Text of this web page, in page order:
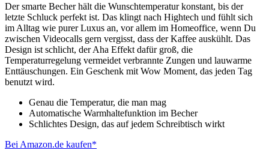
Der smarte Becher hält die Wunschtemperatur konstant, bis der
letzte Schluck perfekt ist. Das klingt nach Hightech und fühlt sich
im Alltag wie purer Luxus an, vor allem im Homeoffice, wenn Du
zwischen Videocalls gern vergisst, dass der Kaffee auskühlt. Das
Design ist schlicht, der Aha Effekt dafür groß, die
Temperaturregelung vermeidet verbrannte Zungen und lauwarme
Enttäuschungen. Ein Geschenk mit Wow Moment, das jeden Tag
benutzt wird.
Genau die Temperatur, die man mag
Automatische Warmhaltefunktion im Becher
Schlichtes Design, das auf jedem Schreibtisch wirkt
Bei Amazon.de kaufen*